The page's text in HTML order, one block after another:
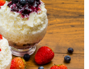
用シロップ
プ
プ
水あめ